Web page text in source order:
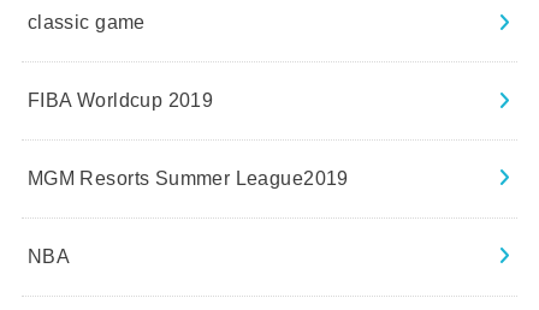
classic game
FIBA Worldcup 2019
MGM Resorts Summer League2019
NBA